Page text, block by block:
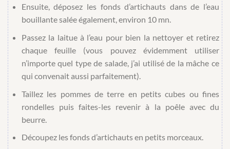
Ensuite, déposez les fonds d’artichauts dans de l’eau
bouillante salée également, environ 10 mn.
Passez la laitue à l’eau pour bien la nettoyer et retirez
chaque feuille (vous pouvez évidemment utiliser
n’importe quel type de salade, j’ai utilisé de la mâche ce
qui convenait aussi parfaitement).
Taillez les pommes de terre en petits cubes ou fines
rondelles puis faites-les revenir à la poêle avec du
beurre.
Découpez les fonds d’artichauts en petits morceaux.